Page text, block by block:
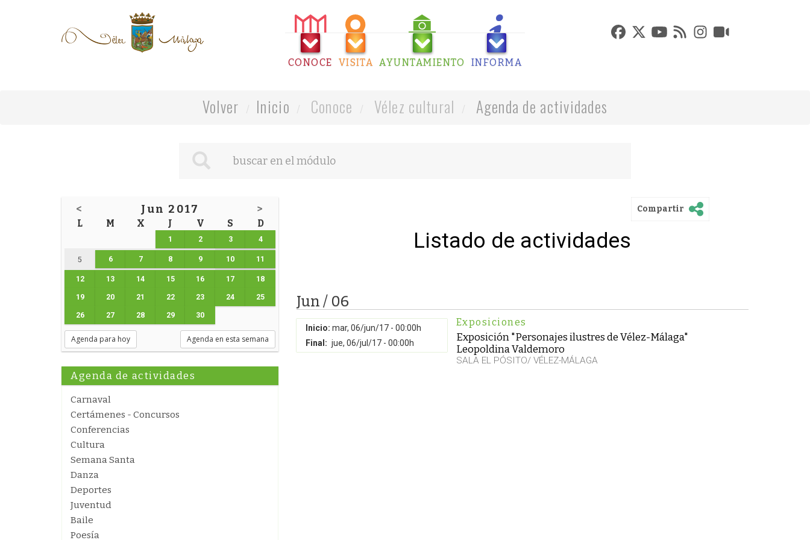
CONOCE VISITA AYUNTAMIENTO INFORMA
Volver Inicio Conoce Vélez cultural Agenda de actividades
< Jun 2017 >
L M X J V S D
1 2 3 4
5 6 7 8 9 10 11
12 13 14 15 16 17 18
19 20 21 22 23 24 25
26 27 28 29 30
Agenda para hoy Agenda en esta semana
Agenda de actividades
Carnaval
Certámenes - Concursos
Conferencias
Cultura
Semana Santa
Danza
Deportes
Juventud
Baile
Poesía
Compartir
Listado de actividades
Jun / 06
Inicio: mar, 06/jun/17 - 00:00h
Final: jue, 06/jul/17 - 00:00h
Exposiciones
Exposición "Personajes ilustres de Vélez-Málaga"
Leopoldina Valdemoro
SALA EL PÓSITO/ VÉLEZ-MÁLAGA